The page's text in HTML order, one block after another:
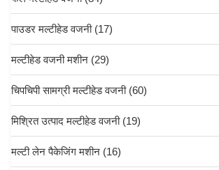
पाउडर मल्टीहेड वजनी(17)
मल्टीहेड वजनी मशीन (29)
चिपचिपी सामग्री मल्टीहेड वजनी(60)
मिश्रित उत्पाद मल्टीहेड वजनी(19)
मल्टी लेन पैकेजिंग मशीन (16)